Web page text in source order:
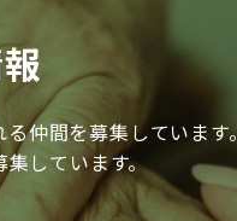
仲間を募集しています
しています。